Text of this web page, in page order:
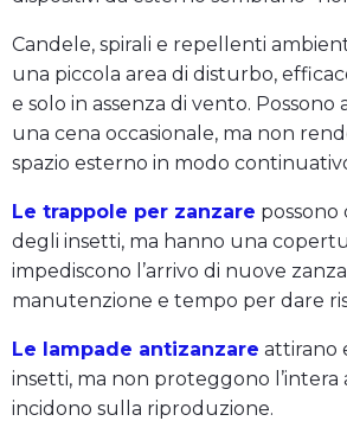
Candele, spirali e repellenti
una piccola area di disturbo,
e solo in assenza di vento.
una cena occasionale, ma non
spazio esterno in modo
Le trappole per zanzare
degli insetti, ma hanno una
impediscono l’arrivo di nuove
manutenzione e tempo per dare
Le lampade antizanzare attirano
insetti, ma non proteggono l’intera
incidono sulla riproduzione.